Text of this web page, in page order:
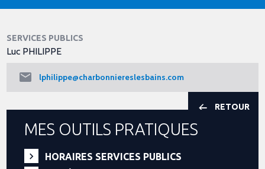
SERVICES PUBLICS
Luc PHILIPPE
lphilippe@charbonniereslesbains.com
RETOUR
MES OUTILS PRATIQUES
HORAIRES SERVICES PUBLICS